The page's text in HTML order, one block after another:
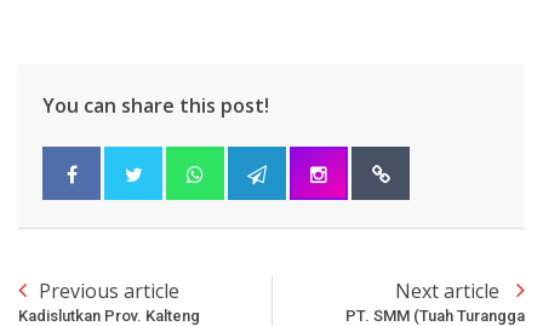
You can share this post!
Previous article
Kadislutkan Prov. Kalteng
Next article
PT. SMM (Tuah Turangga